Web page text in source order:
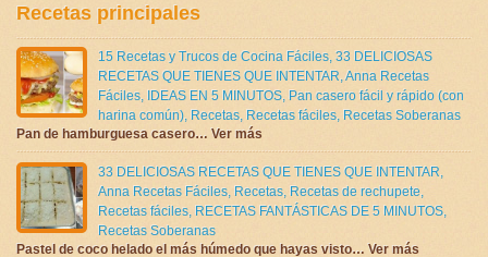
Recetas principales
15 Recetas y Trucos de Cocina Fáciles, 33 DELICIOSAS
RECETAS QUE TIENES QUE INTENTAR,Anna Recetas
Fáciles, IDEAS EN 5 MINUTOS, Pan casero fácil y rápido (con
harina común), Recetas, Recetas fáciles, Recetas Soberanas
Pan de hamburguesa casero… Ver más
33 DELICIOSAS RECETAS QUE TIENES QUE INTENTAR,
Anna Recetas Fáciles, Recetas, Recetas de rechupete,
Recetas fáciles, RECETAS FANTÁSTICAS DE 5 MINUTOS,
Recetas Soberanas
Pastel de coco helado el más húmedo que hayas visto… Ver más